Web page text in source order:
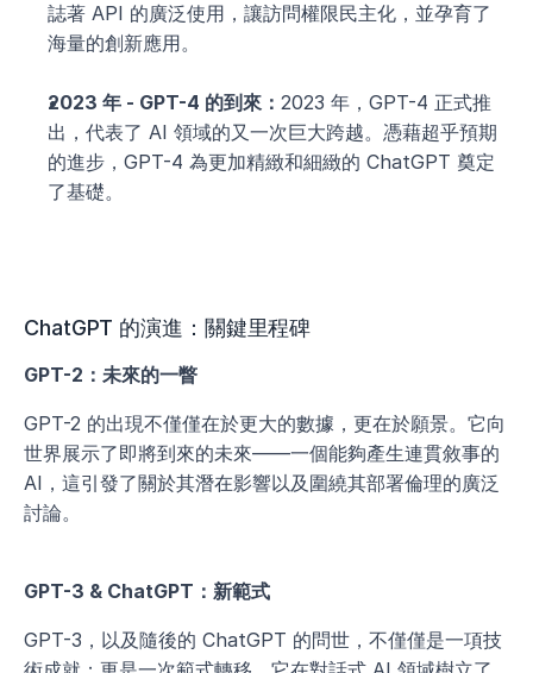
誌著 API 的廣泛使用，讓訪問權限民主化，並孕育了
海量的創新應用。
2023 年 - GPT-4 的到來： 2023 年，GPT-4 正式推
出，代表了 AI 領域的又一次巨大跨越。憑藉超乎預期
的進步，GPT-4 為更加精緻和細緻的 ChatGPT 奠定
了基礎。
ChatGPT 的演進：關鍵里程碑
GPT-2：未來的一瞥
GPT-2 的出現不僅僅在於更大的數據，更在於願景。它向
世界展示了即將到來的未來——一個能夠產生連貫敘事的
AI，這引發了關於其潛在影響以及圍繞其部署倫理的廣泛
討論。
GPT-3 & ChatGPT：新範式
GPT-3，以及隨後的 ChatGPT 的問世，不僅僅是一項技